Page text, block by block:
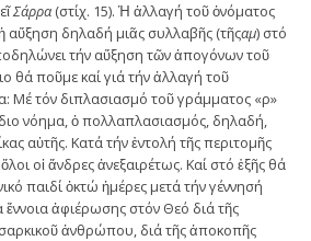
Σάρρα (στίχ. 15). Ἡ ἀλλαγή τοῦ ὀνόματος
δηλαδή μιᾶς συλλαβῆς (τῆςαμ) στό
τήν αὔξηση τῶν ἀπογόνων τοῦ
θά ποῦμε καί γιά τήν ἀλλαγή τοῦ
Μέ τόν διπλασιασμό τοῦ γράμματος «ρ»
νόημα, ὁ πολλαπλασιασμός, δηλαδή,
αὐτῆς. Κατά τήν ἐντολή τῆς περιτομῆς
οἱ ἄνδρες ἀνεξαιρέτως. Καί στό ἑξῆς θά
παιδί ὀκτώ ἡμέρες μετά τήν γέννησή
ἔννοια ἀφιέρωσης στόν Θεό διά τῆς
ἀνθρώπου, διά τῆς ἀποκοπῆς